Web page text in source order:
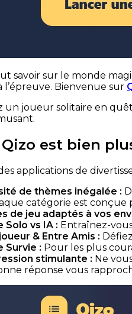
savoir sur le monde
l’épreuve. Bienvenue sur
un joueur solitaire en
est bien
applications de
de thèmes inégalée :
catégorie est conçue
de jeu adaptés à vos
Solo vs IA : Entraînez-
& Entre Amis :
Survie : Pour les plus
stimulante : Ne
réponse vous